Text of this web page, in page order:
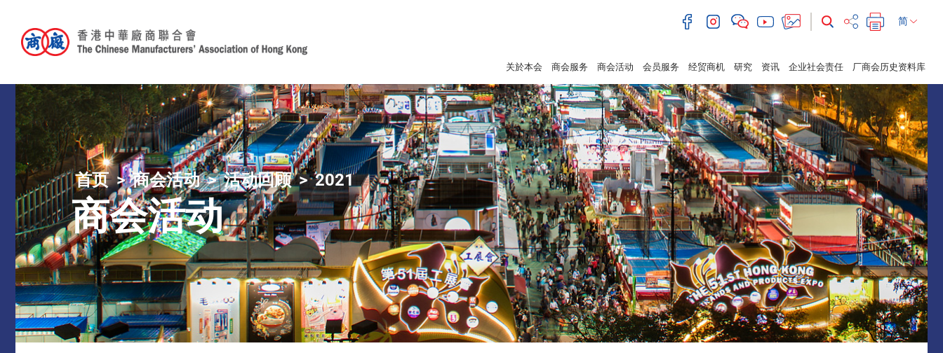
简
关於本会 商会服务 商会活动 会员服务 经贸商机 研究 资讯 企业社会责任 厂商会历史资料库
首页 商会活动 活动回顾 2021
商会活动